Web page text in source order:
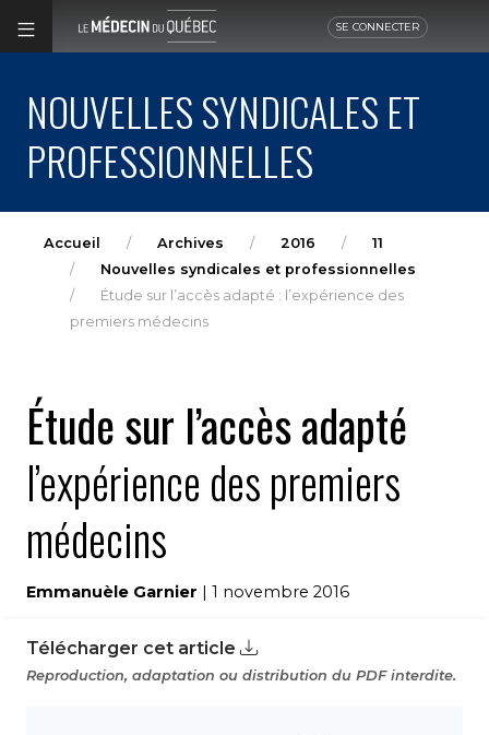
SE CONNECTER
NOUVELLES SYNDICALES ET
PROFESSIONNELLES
Accueil Archives 2016
11
Nouvelles syndicales et professionnelles
Étude sur l’accès adapté : l’expérience des
premiers médecins
Étude sur l’accès adapté
l’expérience des premiers
médecins
Emmanuèle Garnier | 1 novembre 2016
Télécharger cet article
Reproduction, adaptation ou distribution du PDF interdite.